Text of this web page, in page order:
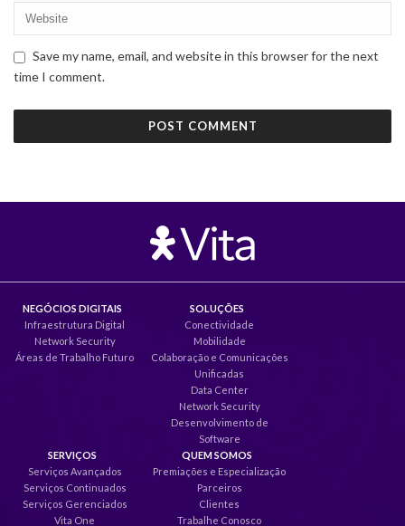
Save my name, email, and website in this browser for the next
time I comment.
NEGÓCIOS DIGITAIS
Infraestrutura Digital
Network Security
Áreas de Trabalho Futuro
SOLUÇÕES
Conectividade
Mobilidade
Colaboração e Comunicações
Unificadas
Data Center
Network Security
Desenvolvimento de
Software
SERVIÇOS
Serviços Avançados
Serviços Continuados
Serviços Gerenciados
Vita One
QUEM SOMOS
Premiações e Especialização
Parceiros
Clientes
Trabalhe Conosco